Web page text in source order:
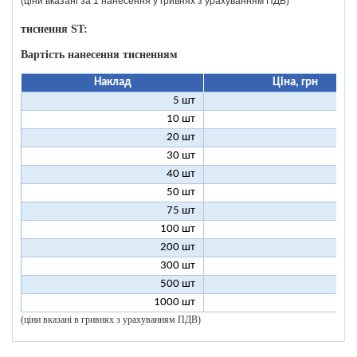
тиснення ST:
Вартість нанесення тисненням
Наклад
Ціна, грн
5 шт
10 шт
20 шт
30 шт
40 шт
50 шт
75 шт
100 шт
200 шт
300 шт
500 шт
1000 шт
(ціни вказані в гривнях з урахуванням ПДВ)